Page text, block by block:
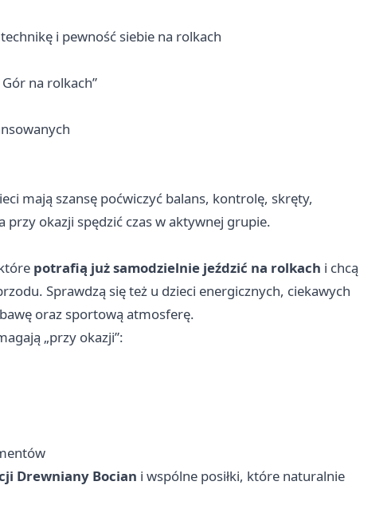
i pewność siebie na rolkach
na rolkach”
mają szansę poćwiczyć balans, kontrolę, skręty,
okazji spędzić czas w aktywnej grupie.
potrafią już samodzielnie jeździć na rolkach i chcą
Sprawdzą się też u dzieci energicznych, ciekawych
oraz sportową atmosferę.
„przy okazji”:
Drewniany Bocian i wspólne posiłki, które naturalnie